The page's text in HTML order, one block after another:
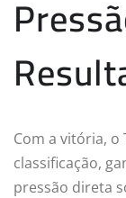
Com a vitória, o
classificação,
pressão direta